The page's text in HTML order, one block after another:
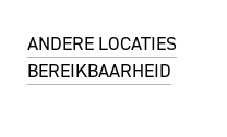
ANDERE LOCATIES
BEREIKBAARHEID